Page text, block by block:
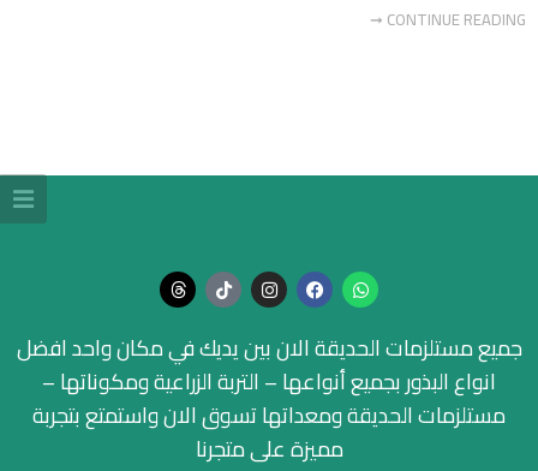
CONTINUE READING ➞
جميع مستلزمات الحديقة الان بين يديك في مكان واحد افضل
انواع البذور بجميع أنواعها – التربة الزراعية ومكوناتها –
مستلزمات الحديقة ومعداتها تسوق الان واستمتع بتجربة
مميزة على متجرنا